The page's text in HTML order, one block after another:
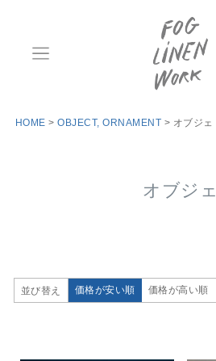
HOME OBJECT, ORNAMENT オブジェ
オブジェ
並び替え 価格が安い順 価格が高い順